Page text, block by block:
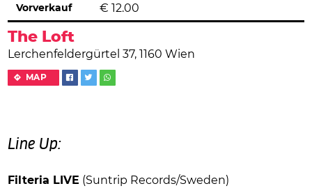
The Loft
Lerchenfeldergürtel 37, 1160 Wien
MAP
Vorverkauf € 12.00
Line Up:
Filteria LIVE (Suntrip Records/Sweden)